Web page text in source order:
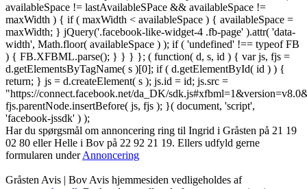
availableSpace != lastAvailableSPace && availableSpace !=
maxWidth ) { if ( maxWidth < availableSpace ) { availableSpace =
maxWidth; } jQuery('.facebook-like-widget-4 .fb-page' ).attr( 'data-
width', Math.floor( availableSpace ) ); if ( 'undefined' !== typeof FB
) { FB.XFBML.parse(); } } } }; ( function( d, s, id ) { var js, fjs =
d.getElementsByTagName( s )[0]; if ( d.getElementById( id ) ) {
return; } js = d.createElement( s ); js.id = id; js.src =
"https://connect.facebook.net/da_DK/
fjs.parentNode.insertBefore( js, fjs ); }( document, 'script',
'facebook-jssdk' ) );
Har du spørgsmål om annoncering ring til Ingrid i Gråsten på 21 19
02 80 ‬eller Helle i Bov på 22 92 21 19‬. Ellers udfyld gerne
formularen underAnnoncering
Gråsten Avis | Bov Avis hjemmesiden vedligeholdes af